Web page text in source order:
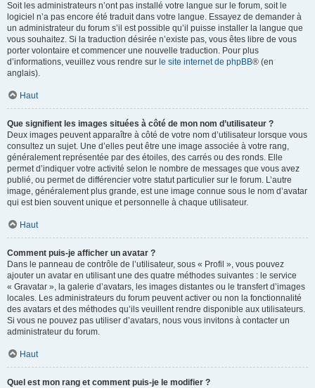
Soit les administrateurs n’ont pas installé votre langue sur le forum, soit le
logiciel n’a pas encore été traduit dans votre langue. Essayez de demander à
un administrateur du forum s’il est possible qu’il puisse installer la langue que
vous souhaitez. Si la traduction désirée n’existe pas, vous êtes libre de vous
porter volontaire et commencer une nouvelle traduction. Pour plus
d’informations, veuillez vous rendre sur le site internet de phpBB® (en
anglais).
Haut
Que signifient les images situées à côté de mon nom d’utilisateur ?
Deux images peuvent apparaître à côté de votre nom d’utilisateur lorsque vous
consultez un sujet. Une d’elles peut être une image associée à votre rang,
généralement représentée par des étoiles, des carrés ou des ronds. Elle
permet d’indiquer votre activité selon le nombre de messages que vous avez
publié, ou permet de différencier votre statut particulier sur le forum. L’autre
image, généralement plus grande, est une image connue sous le nom d’avatar
qui est bien souvent unique et personnelle à chaque utilisateur.
Haut
Comment puis-je afficher un avatar ?
Dans le panneau de contrôle de l’utilisateur, sous « Profil », vous pouvez
ajouter un avatar en utilisant une des quatre méthodes suivantes : le service
« Gravatar », la galerie d’avatars, les images distantes ou le transfert d’images
locales. Les administrateurs du forum peuvent activer ou non la fonctionnalité
des avatars et des méthodes qu’ils veuillent rendre disponible aux utilisateurs.
Si vous ne pouvez pas utiliser d’avatars, nous vous invitons à contacter un
administrateur du forum.
Haut
Quel est mon rang et comment puis-je le modifier ?